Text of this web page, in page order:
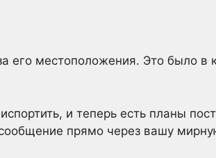
его местоположения. Это было в
и теперь есть планы
прямо через вашу